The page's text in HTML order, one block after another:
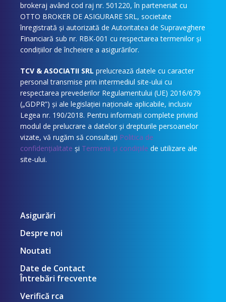
brokeraj având cod raj nr. 501220, în parteneriat cu
OTTO BROKER DE ASIGURARE SRL, societate
înregistrată și autorizată de Autoritatea de Supraveghere
Financiară sub nr. RBK-001 cu respectarea termenilor și
condițiilor de încheiere a asigurărilor.
TCV & ASOCIATII SRL prelucrează datele cu caracter
personal transmise prin intermediul site-ului cu
respectarea prevederilor Regulamentului (UE) 2016/679
(„GDPR”) și ale legislației naționale aplicabile, inclusiv
Legea nr. 190/2018. Pentru informații complete privind
modul de prelucrare a datelor și drepturile persoanelor
vizate, vă rugăm să consultați Politica de
confidențialitate și Termenii și condițiile de utilizare ale
site-ului.
Asigurări
Despre noi
Noutati
Date de Contact
Întrebări frecvente
Verifică rca